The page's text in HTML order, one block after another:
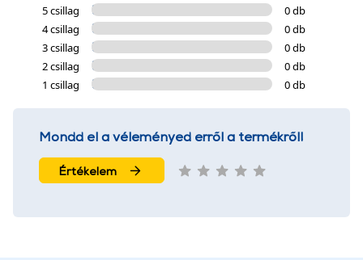
5 csillag
0 db
4 csillag
0 db
3 csillag
0 db
2 csillag
0 db
1 csillag
0 db
Mondd el a véleményed erről a termékről!
Értékelem